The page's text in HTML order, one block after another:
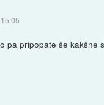
pa pripopate še kakšne